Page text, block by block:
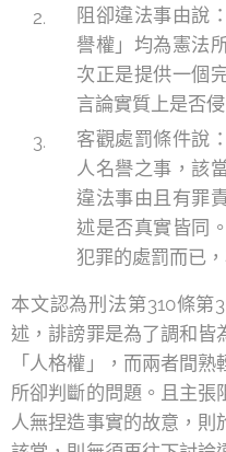
阻卻違法事由說
譽權」均為憲法
次正是提供一個
言論實質上是否
客觀處罰條件說
人名譽之事，該
違法事由且有罪
述是否真實皆同
犯罪的處罰而已
本文認為刑法第310條第
述，誹謗罪是為了調和皆
「人格權」，而兩者間
所卻判斷的問題。且主張
人無捏造事實的故意，則